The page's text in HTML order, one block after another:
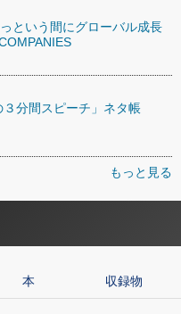
という間にグローバル成長
分間スピーチ」ネタ帳
もっと見る
本 収録物